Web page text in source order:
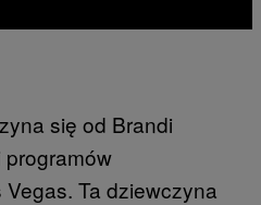
się od Brandi
Ta dziewczyna